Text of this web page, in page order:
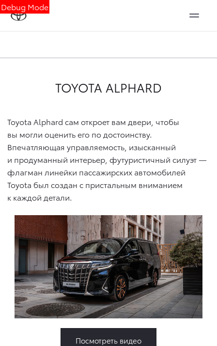
Debug Mode
TOYOTA ALPHARD
Toyota Alphard сам откроет вам двери, чтобы
вы могли оценить его по достоинству.
Впечатляющая управляемость, изысканный
и продуманный интерьер, футуристичный силуэт —
флагман линейки пассажирских автомобилей
Toyota был создан с пристальным вниманием
к каждой детали.
Посмотреть видео